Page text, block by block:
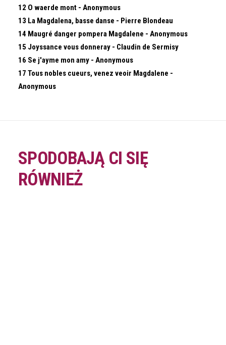
12 O waerde mont - Anonymous
13 La Magdalena, basse danse - Pierre Blondeau
14 Maugré danger pompera Magdalene - Anonymous
15 Joyssance vous donneray - Claudin de Sermisy
16 Se j'ayme mon amy - Anonymous
17 Tous nobles cueurs, venez veoir Magdalene -
Anonymous
SPODOBAJĄ CI SIĘ
RÓWNIEŻ